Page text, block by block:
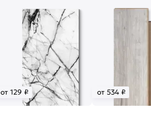
от 129 ₽ от 534 ₽